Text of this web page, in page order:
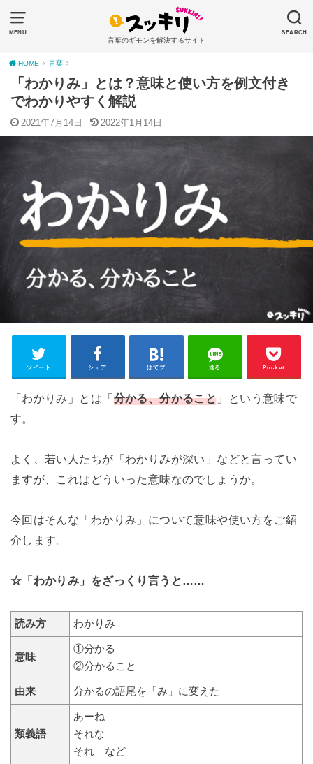
MENU SEARCH
言葉のギモンを解決するサイト
HOME 言葉
「わかりみ」とは？意味と使い方を例文付き
でわかりやすく解説
2021年7月14日 2022年1月14日
ツイート シェア はてブ 送る Pocket
「わかりみ」とは「 分かる、分かること 」という意味で
す。
よく、若い人たちが「わかりみが深い」などと言ってい
ますが、これはどういった意味なのでしょうか。
今回はそんな「わかりみ」について意味や使い方をご紹
介します。
☆「わかりみ」をざっくり言うと……
読み方 わかりみ
意味
①分かる
②分かること
由来 分かるの語尾を「み」に変えた
類義語
あーね
それな
それ など